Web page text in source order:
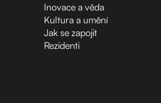
Inovace a věda
Kultura a umění
Jak se zapojit
Rezidenti